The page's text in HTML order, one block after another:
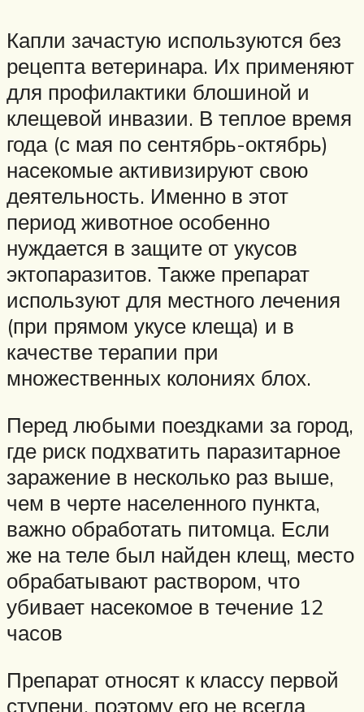
Капли зачастую используются без
рецепта ветеринара. Их применяют
для профилактики блошиной и
клещевой инвазии. В теплое время
года (с мая по сентябрь-октябрь)
насекомые активизируют свою
деятельность. Именно в этот
период животное особенно
нуждается в защите от укусов
эктопаразитов. Также препарат
используют для местного лечения
(при прямом укусе клеща) и в
качестве терапии при
множественных колониях блох.
Перед любыми поездками за город,
где риск подхватить паразитарное
заражение в несколько раз выше,
чем в черте населенного пункта,
важно обработать питомца. Если
же на теле был найден клещ, место
обрабатывают раствором, что
убивает насекомое в течение 12
часов
Препарат относят к классу первой
ступени, поэтому его не всегда